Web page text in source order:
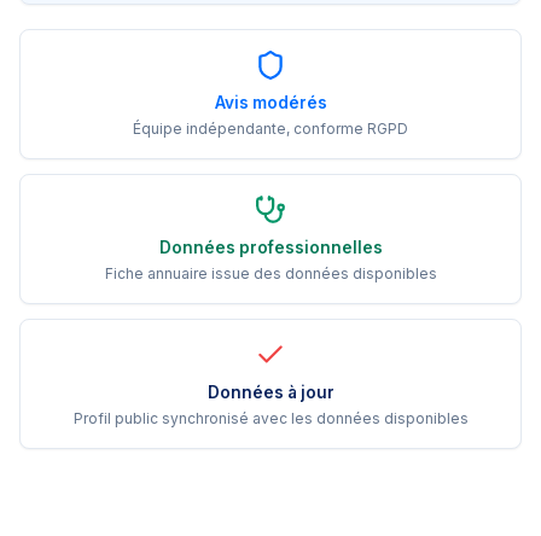
Avis modérés
Équipe indépendante, conforme RGPD
Données professionnelles
Fiche annuaire issue des données disponibles
Données à jour
Profil public synchronisé avec les données disponibles